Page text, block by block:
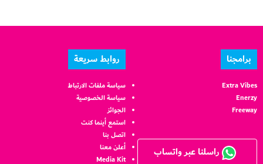
برامجنا
Extra Vibes
Enerzy
Freeway
راسلنا عبر واتساب
روابط سريعة
سياسة ملفات الارتباط
سياسة الخصوصية
الجوائز
استمع أينما كنت
اتصل بنا
أعلن معنا
Media Kit